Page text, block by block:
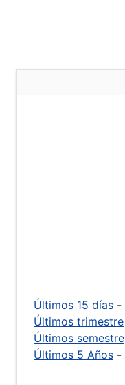
Últimos 15 días -
Últimos trimestre
Últimos semestre
Últimos 5 Años -